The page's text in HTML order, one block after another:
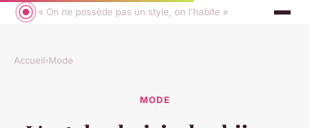
« On ne possède pas un style, on l'habite »
Accueil›Mode
MODE